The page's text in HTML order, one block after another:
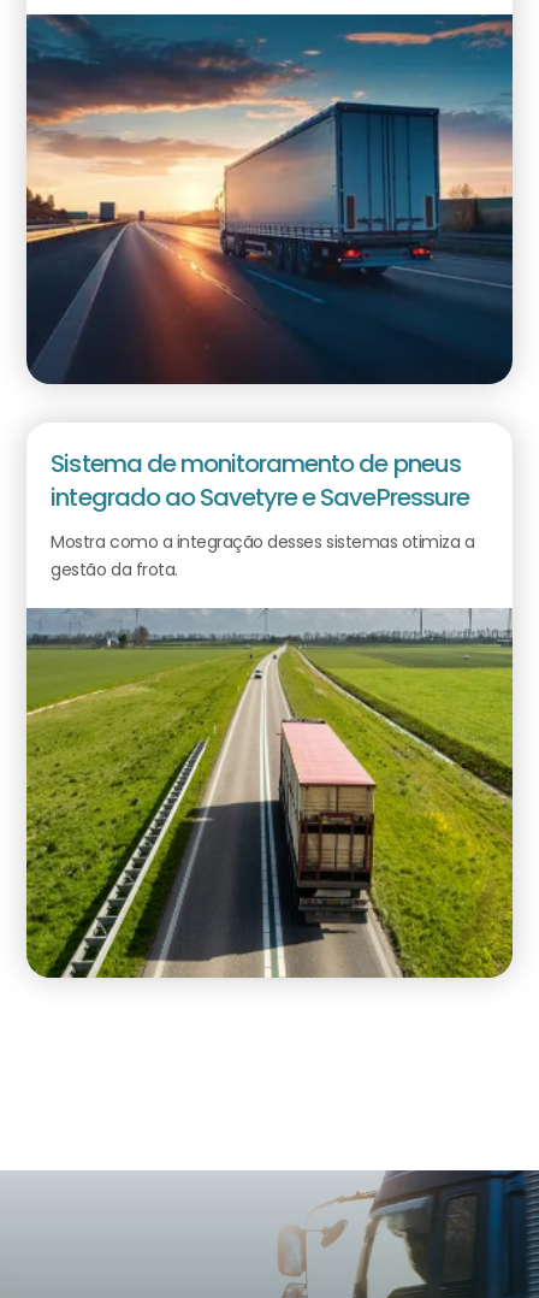
Sistema de monitoramento de pneus
integrado ao Savetyre e SavePressure
Mostra como a integração desses sistemas otimiza a
gestão da frota.